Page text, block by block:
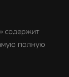
содержит
полную